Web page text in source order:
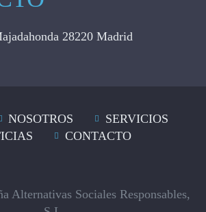
28220 Madrid
NOSOTROS
SERVICIOS
CONTACTO
Alternativas Sociales Responsables,